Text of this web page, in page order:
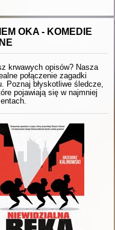
OKA - KOMEDIE
krwawych opisów? Nasza
połączenie zagadki
Poznaj błyskotliwe śledcze,
pojawiają się w najmniej